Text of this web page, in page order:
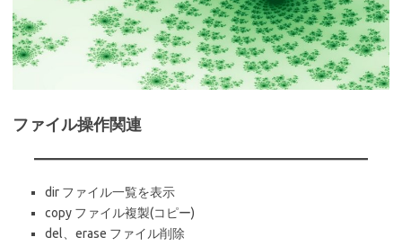
ファイル操作関連
dir ファイル一覧を表示
copy ファイル複製(コピー)
del、erase ファイル削除